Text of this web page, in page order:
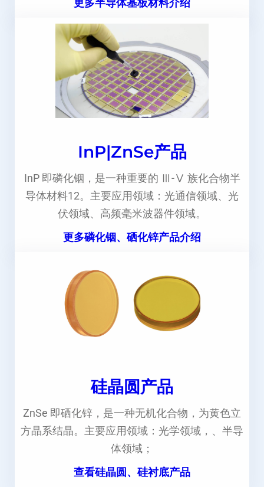
更多半导体基板材料介绍
InP|ZnSe产品
InP 即磷化铟，是一种重要的 Ⅲ-Ⅴ 族化合物半
导体材料12。主要应用领域：光通信领域、光
伏领域、高频毫米波器件领域。
更多磷化铟、硒化锌产品介绍
硅晶圆产品
ZnSe 即硒化锌，是一种无机化合物，为黄色立
方晶系结晶。主要应用领域：光学领域，、半导
体领域；
查看硅晶圆、硅衬底产品